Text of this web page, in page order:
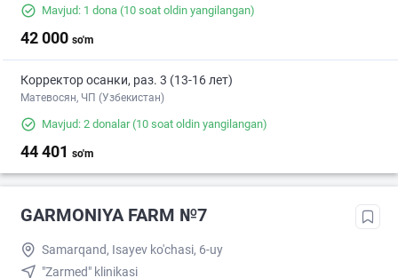
Mavjud: 1 dona (10 soat oldin yangilangan)
42 000 so'm
Корректор осанки, раз. 3 (13-16 лет)
Матевосян, ЧП (Узбекистан)
Mavjud: 2 donalar(10 soat oldin yangilangan)
44 401 so'm
GARMONIYA FARM №7
Samarqand, Isayev ko'chasi, 6-uy
"Zarmed" klinikasi